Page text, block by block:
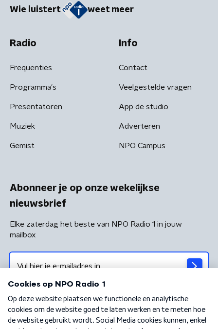
Wie luistert weet meer
Radio
Frequenties
Programma's
Presentatoren
Muziek
Gemist
Info
Contact
Veelgestelde vragen
App de studio
Adverteren
NPO Campus
Abonneer je op onze wekelijkse
nieuwsbrief
Elke zaterdag het beste van NPO Radio 1 in jouw
mailbox
Algemene voorwaarden Privacybeleid